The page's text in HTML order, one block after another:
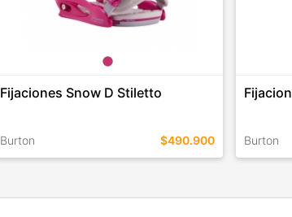
Fijaciones Snow D Stiletto
Burton $490.900 Burton